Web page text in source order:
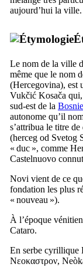
aujourd’hui la ville.
Le nom de la ville
même que le nom
(Hercegovina), est
Vukčić Kosača
sud-est de la Bosnie
autonome qu’il
s’attribua le titre
(herceg od Svetog
« duc », comme
Castelnuovo
Novi vient de ce
fondation les plus
« nouveau »).
À l’époque
Cataro.
En serbe cyrillique
Νεοκαστρον,